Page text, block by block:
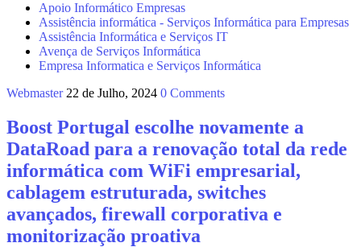
Apoio Informático Empresas
Assistência informática - Serviços Informática para Empresas
Assistência Informática e Serviços IT
Avença de Serviços Informática
Empresa Informatica e Serviços Informática
Webmaster 22 de Julho, 2024 0 Comments
Boost Portugal escolhe novamente a
DataRoad para a renovação total da rede
informática com WiFi empresarial,
cablagem estruturada, switches
avançados, firewall corporativa e
monitorização proativa